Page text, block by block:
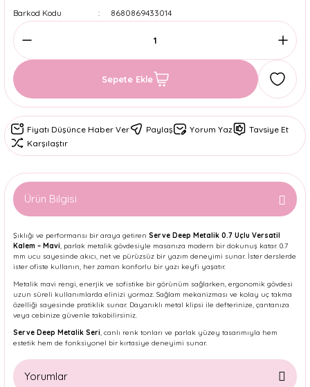
Barkod Kodu
8680869433014
Sepete Ekle
Fiyatı Düşünce Haber Ver Paylaş Yorum Yaz
Tavsiye Et
Karşılaştır
Ürün Bilgisi
Şıklığı ve performansı bir araya getiren Serve Deep Metalik 0.7 Uçlu Versatil
Kalem – Mavi, parlak metalik gövdesiyle masanıza modern bir dokunuş katar. 0.7
mm ucu sayesinde akıcı, net ve pürüzsüz bir yazım deneyimi sunar. İster derslerde
ister ofiste kullanın, her zaman konforlu bir yazı keyfi yaşatır.
Metalik mavi rengi, enerjik ve sofistike bir görünüm sağlarken, ergonomik gövdesi
uzun süreli kullanımlarda elinizi yormaz. Sağlam mekanizması ve kolay uç takma
özelliği sayesinde pratiklik sunar. Dayanıklı metal klipsi ile defterinize, çantanıza
veya cebinize güvenle takabilirsiniz.
Serve Deep Metalik Seri, canlı renk tonları ve parlak yüzey tasarımıyla hem
estetik hem de fonksiyonel bir kırtasiye deneyimi sunar.
Yorumlar